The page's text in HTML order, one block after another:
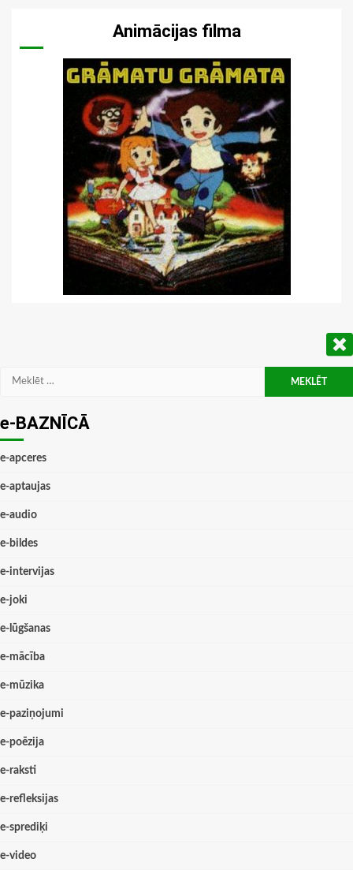
Animācijas filma
Meklēt:
e-BAZNĪCĀ
e-apceres
e-aptaujas
e-audio
e-bildes
e-intervijas
e-joki
e-lūgšanas
e-mācība
e-mūzika
e-paziņojumi
e-poēzija
e-raksti
e-refleksijas
e-sprediķi
e-video